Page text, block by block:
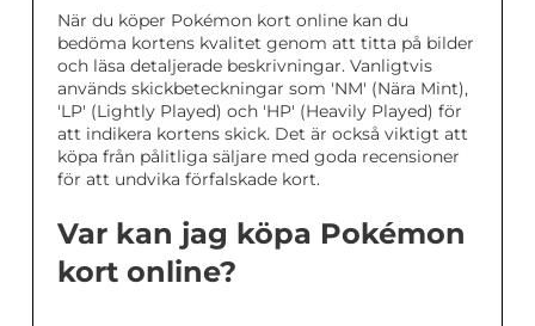
När du köper Pokémon kort online kan du
bedöma kortens kvalitet genom att titta på bilder
och läsa detaljerade beskrivningar. Vanligtvis
används skickbeteckningar som 'NM' (Nära Mint),
'LP' (Lightly Played) och 'HP' (Heavily Played) för
att indikera kortens skick. Det är också viktigt att
köpa från pålitliga säljare med goda recensioner
för att undvika förfalskade kort.
Var kan jag köpa Pokémon
kort online?